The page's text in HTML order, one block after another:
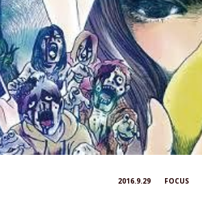
2016.9.29 FOCUS